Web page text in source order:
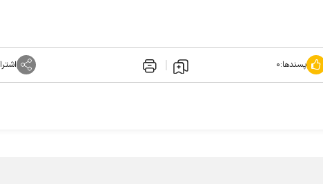
پسندها:۰